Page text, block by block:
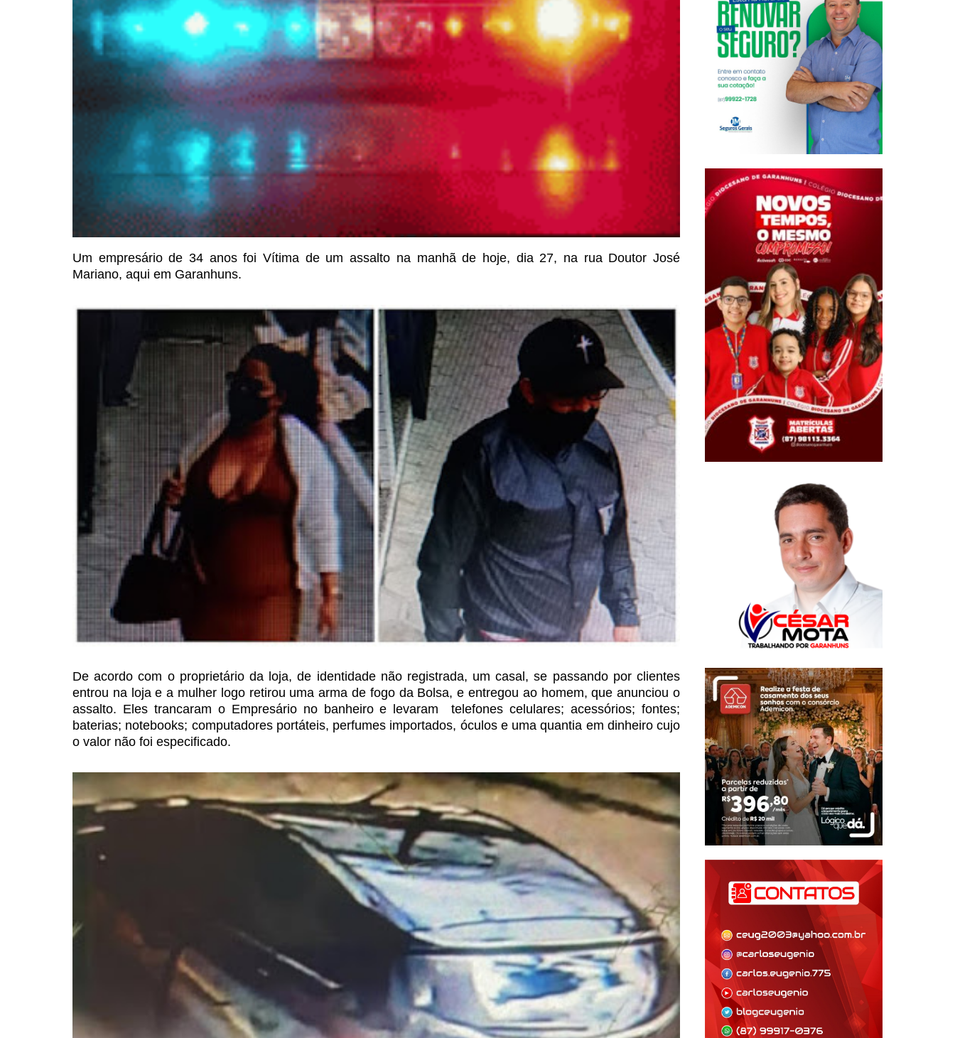
Um empresário de 34 anos foi Vítima de um assalto na manhã de hoje, dia 27, na rua Doutor José
Mariano, aqui em Garanhuns.
De acordo com oproprietário da loja, de identidade não registrada, um casal, se passando porclientes
entrou na loja e a mulher logo retirou uma arma de fogo da Bolsa, e entregou ao homem, que anunciou o
assalto. Eles trancaram o Empresário nobanheiro e levaram telefones celulares; acessórios; fontes;
baterias; notebooks; computadores portáteis, perfumes importados, óculos e uma quantia em dinheiro cujo
o valor não foi especificado.